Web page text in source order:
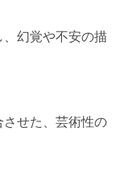
幻覚や不安の描
せた、芸術性の